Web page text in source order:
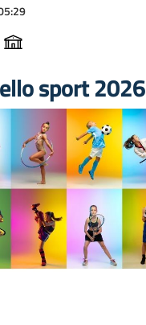
sport 2026